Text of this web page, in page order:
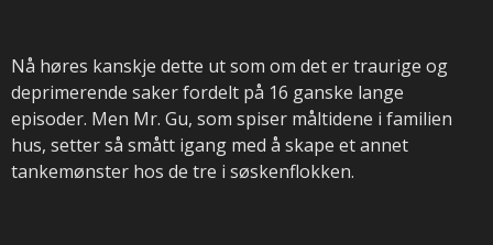
Nå høres kanskje dette ut som om det er traurige og
deprimerende saker fordelt på 16 ganske lange
episoder. Men Mr. Gu, som spiser måltidene i familien
hus, setter så smått igang med å skape et annet
tankemønster hos de tre i søskenflokken.